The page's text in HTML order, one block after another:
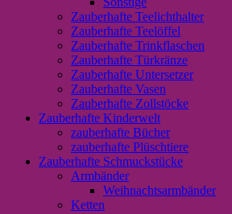
Zauberhafte Teelichthalter
Zauberhafte Teelöffel
Zauberhafte Trinkflaschen
Zauberhafte Türkränze
Zauberhafte Untersetzer
Zauberhafte Vasen
Zauberhafte Zollstöcke
Zauberhafte Kinderwelt
zauberhafte Bücher
zauberhafte Plüschtiere
Zauberhafte Schmuckstücke
Armbänder
Weihnachtsarmbänder
Ketten